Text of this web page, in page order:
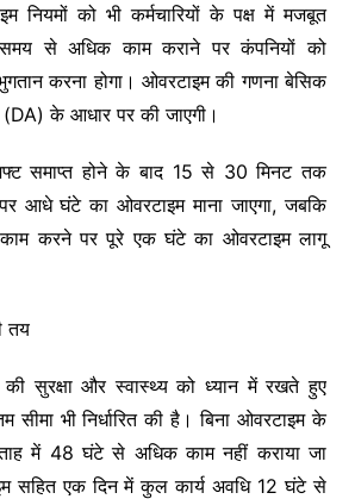
नियमों को भी कर्मचारियों के पक्ष में मजबूत
से अधिक काम कराने पर कंपनियों को
भुगतान करना होगा। ओवरटाइम की गणना बेसिक
के आधार पर की जाएगी।
समाप्त होने के बाद 15 से 30 मिनट तक
आधे घंटे का ओवरटाइम माना जाएगा, जबकि
करने पर पूरे एक घंटे का ओवरटाइम लागू
तय
की सुरक्षा और स्वास्थ्य को ध्यान में रखते हुए
भी निर्धारित की है। बिना ओवरटाइम के
में 48 घंटे से अधिक काम नहीं कराया जा
सहित एक दिन में कुल कार्य अवधि 12 घंटे से